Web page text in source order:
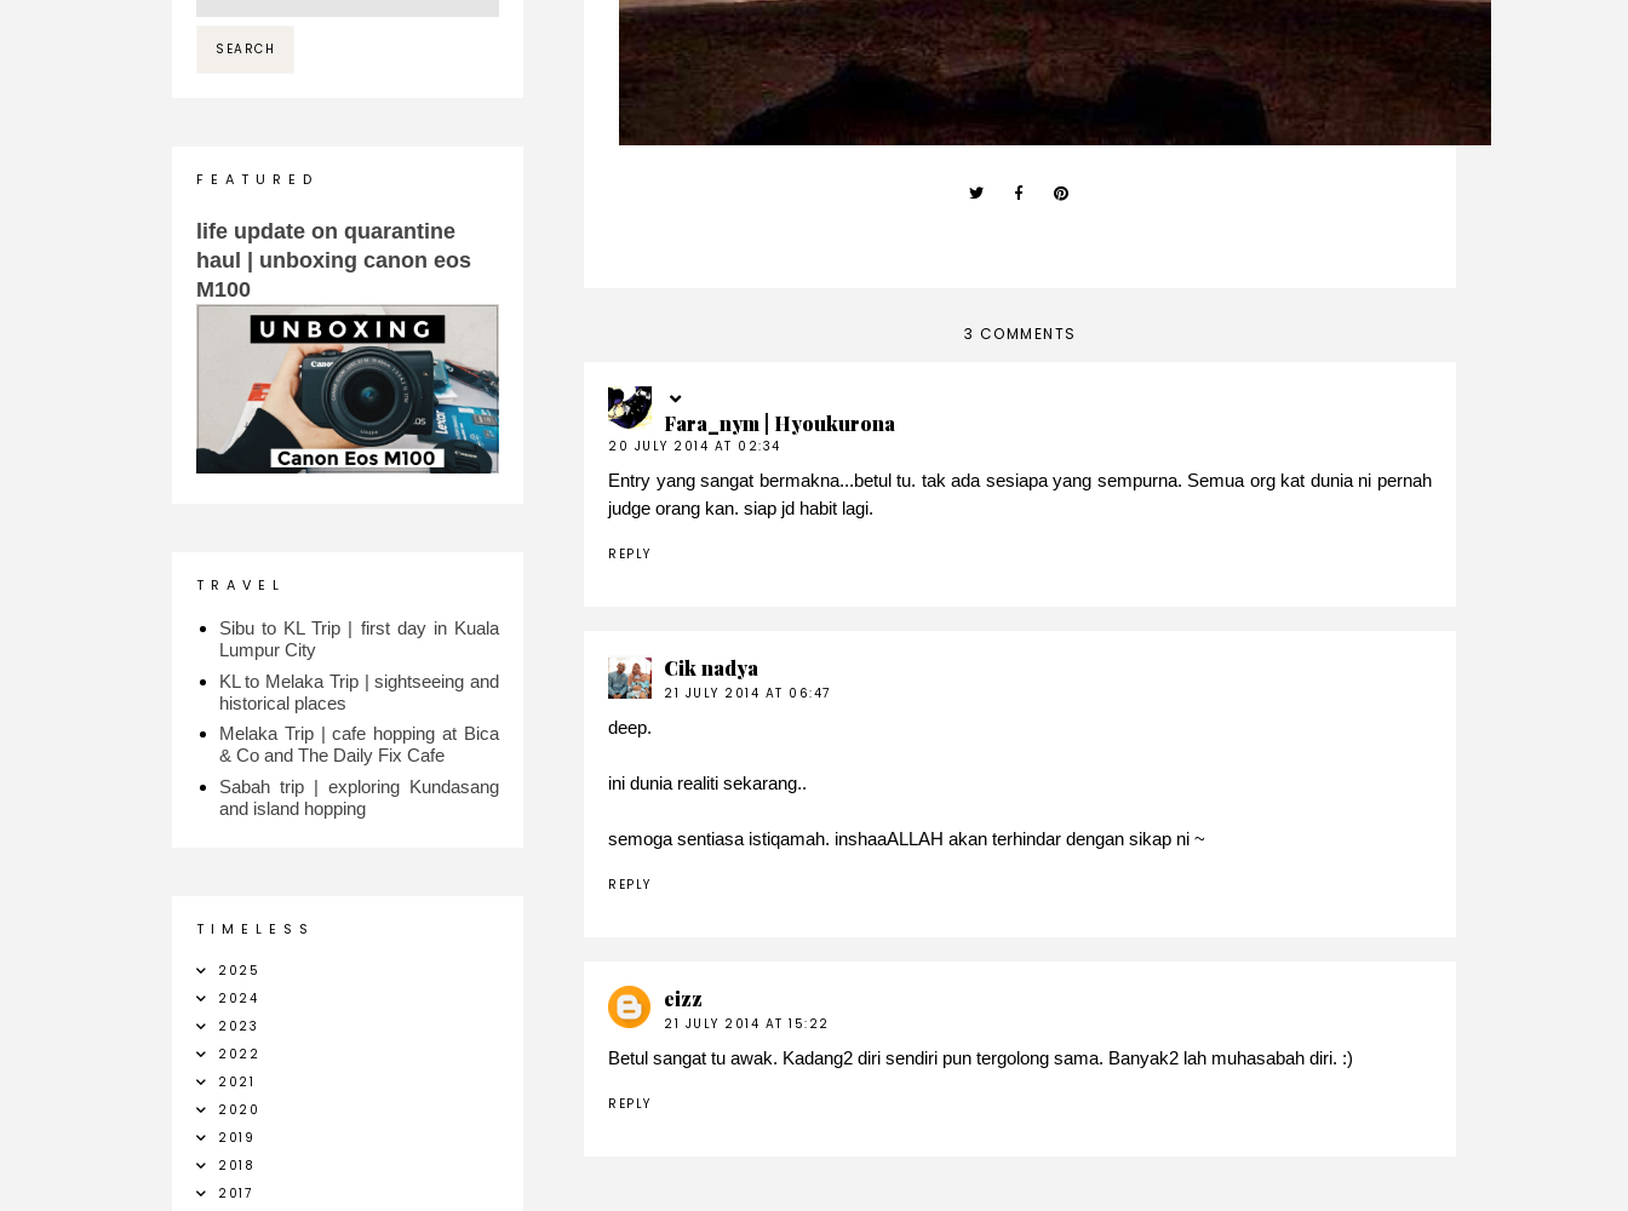
3 COMMENTS
Fara_nym | Hyoukurona
20 JULY 2014 AT 02:34
Entry yang sangat bermakna...betul tu. tak ada sesiapa yang sempurna. Semua org kat dunia ni pernah
judge orang kan. siap jd habit lagi.
REPLY
Cik nadya
21 JULY 2014 AT 06:47
deep.
ini dunia realiti sekarang..
semoga sentiasa istiqamah. inshaaALLAH akan terhindar dengan sikap ni ~
REPLY
eizz
21 JULY 2014 AT 15:22
Betul sangat tu awak. Kadang2 diri sendiri pun tergolong sama. Banyak2 lah muhasabah diri. :)
REPLY
F E A T U R E D
life update on quarantine
haul | unboxing canon eos
M100
T R A V E L
Sibu to KL Trip | first day in Kuala
Lumpur City
KL to Melaka Trip | sightseeing and
historical places
Melaka Trip | cafe hopping at Bica
& Co and The Daily Fix Cafe
Sabah trip | exploring Kundasang
and island hopping
T I M E L E S S
2025
2024
2023
2022
2021
2020
2019
2018
2017